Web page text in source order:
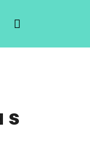
O vykrajovátkách
s